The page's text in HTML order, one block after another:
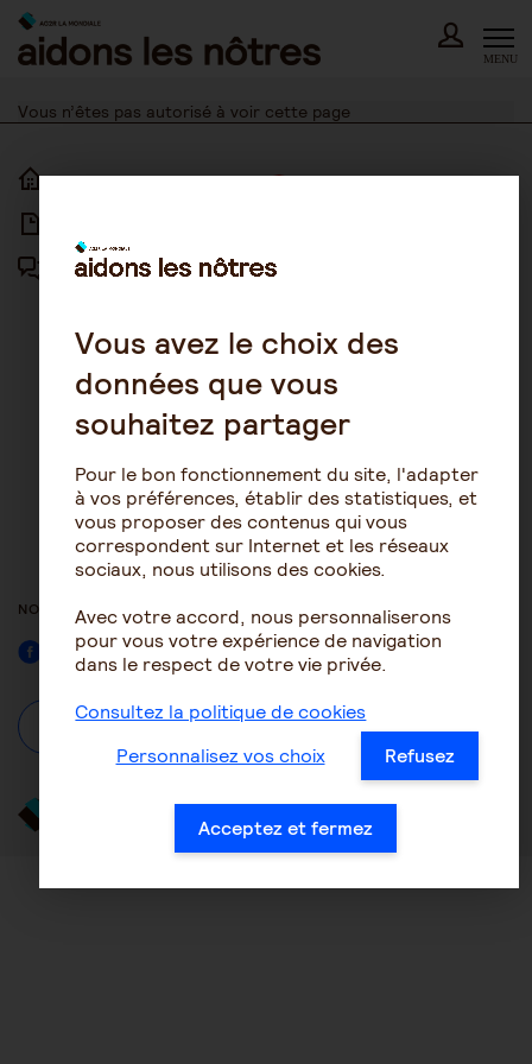
Skip
content
MENU
Vous n’êtes pas autorisé à voir cette page
ACCUEIL
FORUM
PLAN DU SITE
D’UTILISATION
POLITIQUE DE PROTECTION DES
GESTION DES COOKIES
ACCESSIBILITÉ : NON
CONFORME
NOUS SUIVRE
Facebook
À propos Se connecter / S'inscrire
Vous avez le choix des
données que vous
souhaitez partager
Pour le bon fonctionnement du site, l'adapter
à vos préférences, établir des statistiques, et
vous proposer des contenus qui vous
correspondent sur Internet et les réseaux
sociaux, nous utilisons des cookies.
Avec votre accord, nous personnaliserons
pour vous votre expérience de navigation
dans le respect de votre vie privée.
Consultez la politique de cookies
Personnalisez vos choix
Refusez
Acceptez et fermez